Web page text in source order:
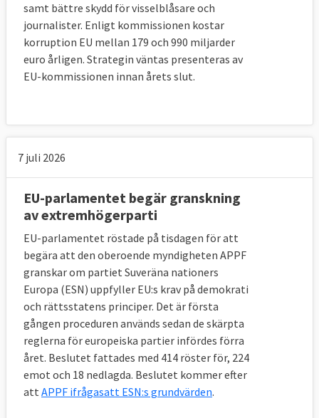
samt bättre skydd för visselblåsare och
journalister. Enligt kommissionen kostar
korruption EU mellan 179 och 990 miljarder
euro årligen. Strategin väntas presenteras av
EU-kommissionen innan årets slut.
7 juli 2026
EU-parlamentet begär granskning
av extremhögerparti
EU-parlamentet röstade på tisdagen för att
begära att den oberoende myndigheten APPF
granskar om partiet Suveräna nationers
Europa (ESN) uppfyller EU:s krav på demokrati
och rättsstatens principer. Det är första
gången proceduren används sedan de skärpta
reglerna för europeiska partier infördes förra
året. Beslutet fattades med 414 röster för, 224
emot och 18 nedlagda. Beslutet kommer efter
att APPF ifrågasatt ESN:s grundvärden.